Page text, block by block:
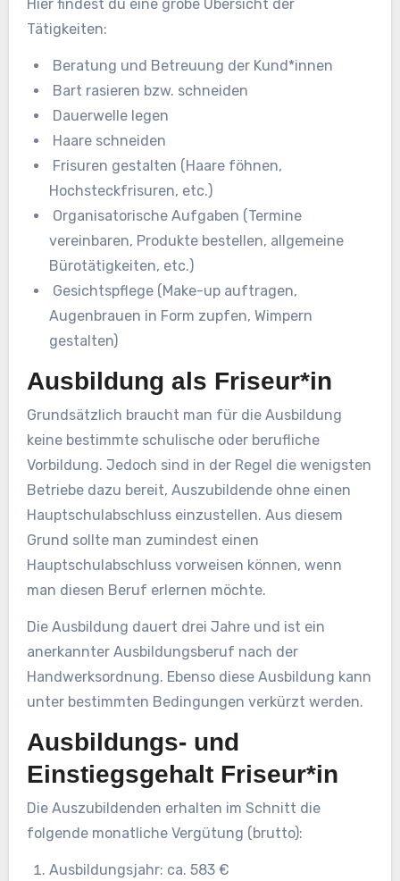
Hier findest du eine grobe Übersicht der
Tätigkeiten:
Beratung und Betreuung der Kund*innen
Bart rasieren bzw. schneiden
Dauerwelle legen
Haare schneiden
Frisuren gestalten (Haare föhnen,
Hochsteckfrisuren, etc.)
Organisatorische Aufgaben (Termine
vereinbaren, Produkte bestellen, allgemeine
Bürotätigkeiten, etc.)
Gesichtspflege (Make-up auftragen,
Augenbrauen in Form zupfen, Wimpern
gestalten)
Ausbildung als Friseur*in
Grundsätzlich braucht man für die Ausbildung
keine bestimmte schulische oder berufliche
Vorbildung. Jedoch sind in der Regel die wenigsten
Betriebe dazu bereit, Auszubildende ohne einen
Hauptschulabschluss einzustellen. Aus diesem
Grund sollte man zumindest einen
Hauptschulabschluss vorweisen können, wenn
man diesen Beruf erlernen möchte.
Die Ausbildung dauert drei Jahre und ist ein
anerkannter Ausbildungsberuf nach der
Handwerksordnung. Ebenso diese Ausbildung kann
unter bestimmten Bedingungen verkürzt werden.
Ausbildungs- und
Einstiegsgehalt Friseur*in
Die Auszubildenden erhalten im Schnitt die
folgende monatliche Vergütung (brutto):
Ausbildungsjahr: ca. 583 €